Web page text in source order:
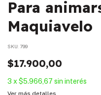
Para
Maquiavelo
SKU: 799
$17.900,00
3 x $5.966,67 sin interés
Ver más detalles